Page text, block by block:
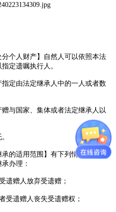
个人财产】自然人可以依照本法
定遗嘱执行人。
定由法定继承人中的一人或者数
与国家、集体或者法定继承人以
的适用范围】有下列情形之一
办理：
遗赠人放弃受遗赠；
受遗赠人丧失受遗赠权；